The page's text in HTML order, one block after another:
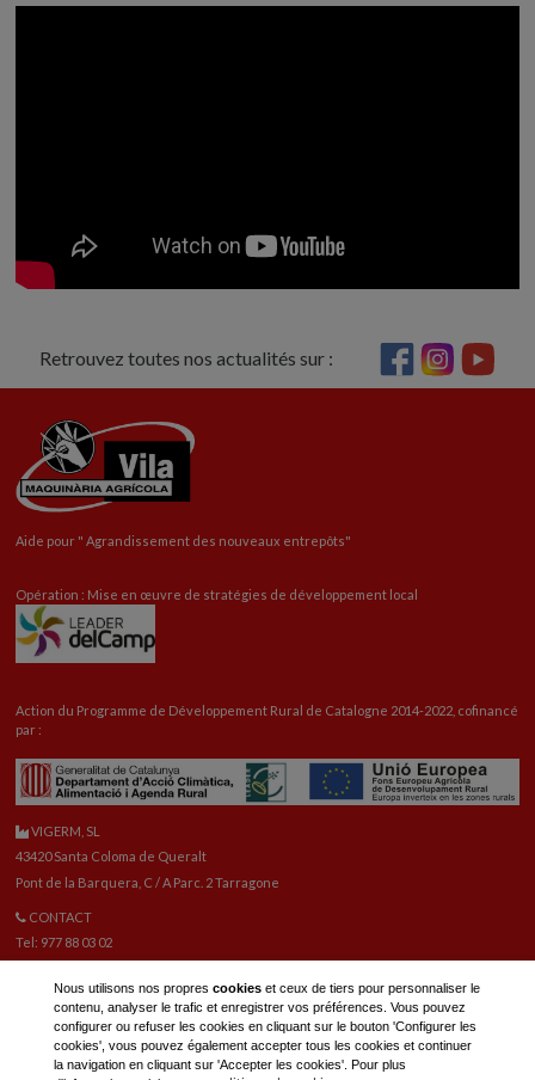
Retrouvez toutes nos actualités sur :
Aide pour " Agrandissement des nouveaux entrepôts"
Opération : Mise en œuvre de stratégies de développement local
Action du Programme de Développement Rural de Catalogne 2014-2022, cofinancé
par :
VIGERM, SL
43420 Santa Coloma de Queralt
Pont de la Barquera, C / A Parc. 2 Tarragone
CONTACT
Tel: 977 88 03 02
PIÈCES DE RECHANGE
Tel: 977 88 06 42
E-mail pièces de rechange: reca@vigerm.com
Nous utilisons nos propres cookieset ceux de tiers pour personnaliser le
contenu, analyser le trafic et enregistrer vos préférences. Vous pouvez
configurer ou refuser les cookies en cliquant sur le bouton 'Configurer les
cookies', vous pouvez également accepter tous les cookies et continuer
la navigation en cliquant sur 'Accepter les cookies'. Pour plus